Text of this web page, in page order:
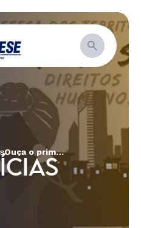
Ouça o primeiro episódio do novo especial CESE e Le Monde Diplomatique Brasil: “Mulheres da Terra: o Cerrado somos nós”